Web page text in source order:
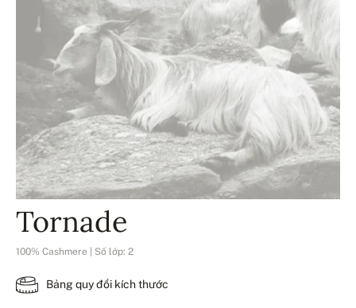
Tornade
100% Cashmere | Số lớp: 2
Bảng quy đổi kích thước